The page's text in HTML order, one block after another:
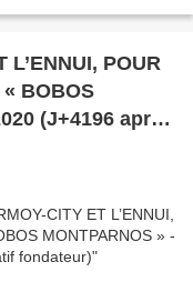
L’ENNUI, POUR
(J+4196 après